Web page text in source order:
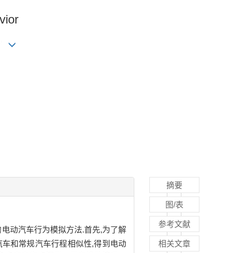
动汽车行为模拟方法.首先,为了解
和常规汽车行程相似性,得到电动
摘要
图/表
参考文献
相关文章